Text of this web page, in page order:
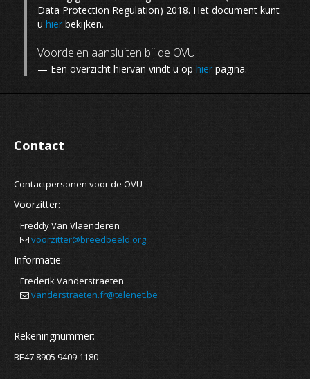
Data Protection Regulation) 2018. Het document kunt
u hier bekijken.
Voordelen aansluiten bij de OVU
— Een overzicht hiervan vindt u op hier pagina.
Contact
Contactpersonen voor de OVU
Voorzitter:
Freddy Van Vlaenderen
voorzitter@breedbeeld.org
Informatie:
Frederik Vanderstraeten
vanderstraeten.fr@telenet.be
Rekeningnummer:
BE47 8905 9409 1180